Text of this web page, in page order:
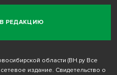
РЕДАКЦИЮ
области (ВН.ру Все
издание. Свидетельство о